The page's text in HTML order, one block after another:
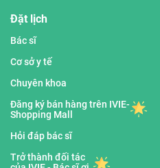
Đặt lịch
Bác sĩ
Cơ sở y tế
Chuyên khoa
Đăng ký bán hàng trên IVIE-
Shopping Mall
Hỏi đáp bác sĩ
Trở thành đối tác